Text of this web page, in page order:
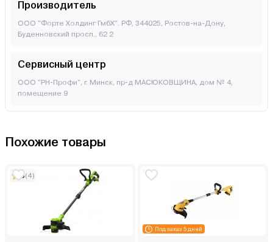
Производитель
ООО "Форте Холдинг ГмбХ". РФ, 344025, Ростов-на-Дону,
Буденновский просп., 62 2
Сервисный центр
ООО "РН-Профи", г. Минск, пр-д МАСЮКОВЩИНА, дом № 4,
помещение 9
Похожие товары
5(4)
Под заказ 5 дней